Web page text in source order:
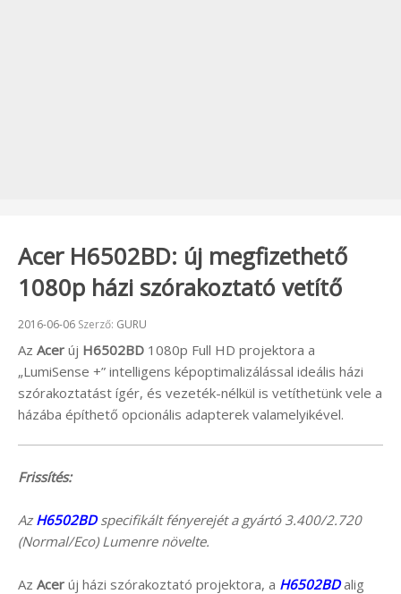
Acer H6502BD: új megfizethető
1080p házi szórakoztató vetítő
Beküldve:
2016-06-06 Szerző: GURU
Az Acer új H6502BD 1080p Full HD projektora a
„LumiSense +” intelligens képoptimalizálással ideális házi
szórakoztatást ígér, és vezeték-nélkül is vetíthetünk vele a
házába építhető opcionális adapterek valamelyikével.
Frissítés:
AzH6502BDspecifikált fényerejét a gyártó 3.400/2.720
(Normal/Eco) Lumenre növelte.
Az Acer új házi szórakoztató projektora, a H6502BDalig